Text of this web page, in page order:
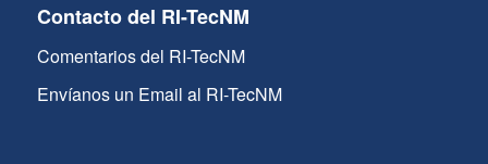
Contacto del RI-TecNM
Comentarios del RI-TecNM
Envíanos un Email al RI-TecNM